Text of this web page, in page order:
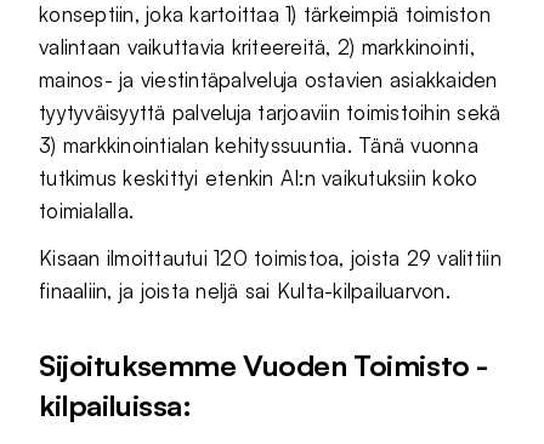
konseptiin, joka kartoittaa 1) tärkeimpiä toimiston
valintaan vaikuttavia kriteereitä, 2) markkinointi,
mainos- ja viestintäpalveluja ostavien asiakkaiden
tyytyväisyyttä palveluja tarjoaviin toimistoihin sekä
3) markkinointialan kehityssuuntia. Tänä vuonna
tutkimus keskittyi etenkin AI:n vaikutuksiin koko
toimialalla.
Kisaan ilmoittautui 120 toimistoa, joista 29 valittiin
finaaliin, ja joista neljä sai Kulta-kilpailuarvon.
Sijoituksemme Vuoden Toimisto -
kilpailuissa: